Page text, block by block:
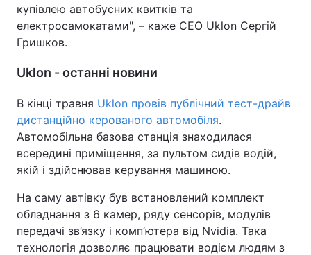
Тема оформлення
купівлею автобусних квитків та
електросамокатами", – каже CEO Uklon Сергій
Гришков.
Uklon - останні новини
В кінці травня Uklon провів публічний тест-драйв
дистанційно керованого автомобіля.
Автомобільна базова станція знаходилася
всередині приміщення, за пультом сидів водій,
якій і здійснював керування машиною.
На саму автівку був встановлений комплект
обладнання з 6 камер, ряду сенсорів, модулів
передачі зв’язку і комп’ютера від Nvidia. Така
технологія дозволяє працювати водієм людям з